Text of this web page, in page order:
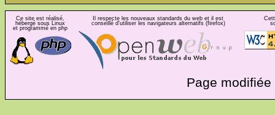
Ce site est réalisé,
hébergé sous Linux
et programmé en php
Il respecte les nouveaux standards du web et il est
conseillé d'utiliser les navigateurs alternatifs (firefox)
Page